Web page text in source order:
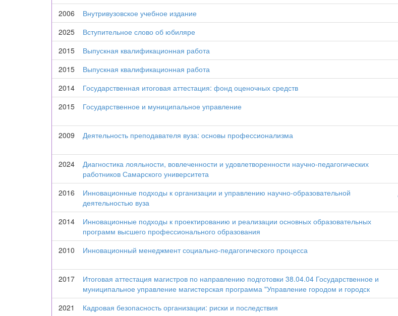
2006
Внутривузовское учебное издание
2025
Вступительное слово об юбиляре
2015
Выпускная квалификационная работа
2015
Выпускная квалификационная работа
2014
Государственная итоговая аттестация: фонд оценочных средств
2015
Государственное и муниципальное управление
2009
Деятельность преподавателя вуза: основы профессионализма
2024
Диагностика лояльности, вовлеченности и удовлетворенности научно-педагогических
работников Самарского университета
2016
Инновационные подходы к организации и управлению научно-образовательной
деятельностью вуза
2014
Инновационные подходы к проектированию и реализации основных образовательных
программ высшего профессионального образования
2010 Инновационный менеджмент социально-педагогического процесса
2017
Итоговая аттестация магистров по направлению подготовки 38.04.04 Государственное и
муниципальное управление магистерская программа "Управление городом и городск
2021
Кадровая безопасность организации: риски и последствия